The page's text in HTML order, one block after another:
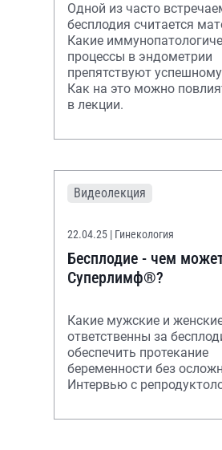
Одной из часто
бесплодия считается
Какие
процессы в эндометрии
препятствуют
Как на это можно
в лекции.
Видеолекция
22.04.25 | Гинекология
Бесплодие - чем
Суперлимф®?
Какие мужские и
ответственны за
обеспечить протекание
беременности без
Интервью с